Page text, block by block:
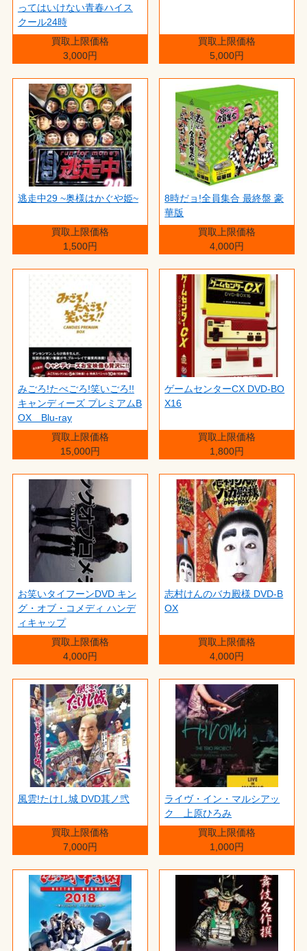
ってはいけない青春ハイス
クール24時
買取上限価格
3,000円
買取上限価格
5,000円
逃走中29 ~奥様はかぐや姫~
買取上限価格
1,500円
8時だョ!全員集合 最終盤 豪
華版
買取上限価格
4,000円
みごろ!たべごろ!笑いごろ!!
キャンディーズ プレミアムB
OX Blu-ray
買取上限価格
15,000円
ゲームセンターCX DVD-BO
X16
買取上限価格
1,800円
お笑いタイフーンDVD キン
グ・オブ・コメディ ハンデ
ィキャップ
買取上限価格
4,000円
志村けんのバカ殿様 DVD-B
OX
買取上限価格
4,000円
風雲!たけし城 DVD其ノ弐
買取上限価格
7,000円
ライヴ・イン・マルシアッ
ク 上原ひろみ
買取上限価格
1,000円